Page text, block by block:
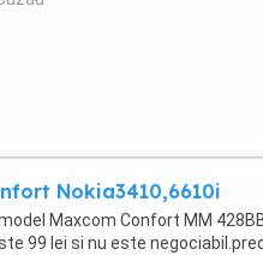
Nokia3410,6610i
Maxcom Confort MM
99 lei si nu este